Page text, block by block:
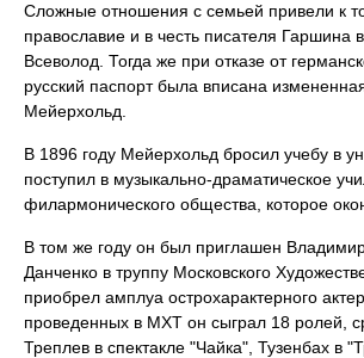
Сложные отношения с семьей привели к
православие и в честь писателя Гаршина
Всеволод. Тогда же при отказе от
русский паспорт была вписана
Мейерхольд.
В 1896 году Мейерхольд бросил учебу в
поступил в музыкально-драматическое
филармонического общества, которое
В том же году он был приглашен
Данченко в труппу Московского
приобрел амплуа острохарактерного
проведенных в МХТ он сыграл 18 ролей,
Треплев в спектакле "Чайка", Тузенбах в